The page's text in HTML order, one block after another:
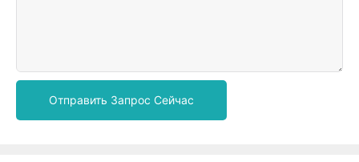
Отправить Запрос Сейчас